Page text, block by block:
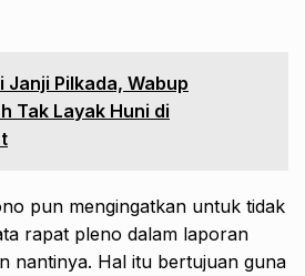
Janji Pilkada, Wabup
Tak Layak Huni di
pun mengingatkan untuk tidak
rapat pleno dalam laporan
nantinya. Hal itu bertujuan guna